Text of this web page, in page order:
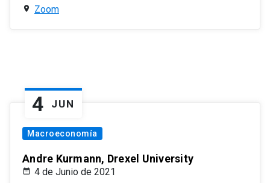
Zoom
4 JUN
Macroeconomía
Andre Kurmann, Drexel University
4 de Junio de 2021